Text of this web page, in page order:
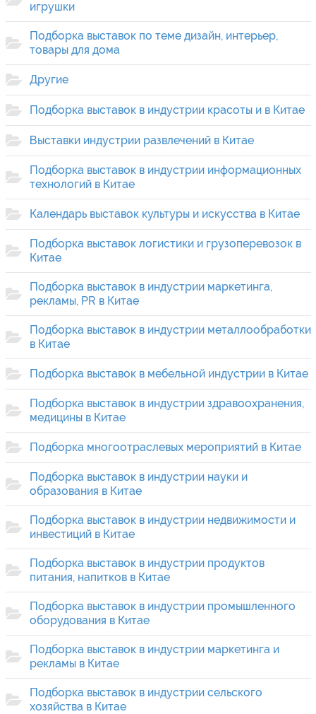
игрушки
Подборка выставок по теме дизайн, интерьер,
товары для дома
Другие
Подборка выставок в индустрии красоты и в Китае
Выставки индустрии развлечений в Китае
Подборка выставок в индустрии информационных
технологий в Китае
Календарь выставок культуры и искусства в Китае
Подборка выставок логистики и грузоперевозок в
Китае
Подборка выставок в индустрии маркетинга,
рекламы, PR в Китае
Подборка выставок в индустрии металлообработки
в Китае
Подборка выставок в мебельной индустрии в Китае
Подборка выставок в индустрии здравоохранения,
медицины в Китае
Подборка многоотраслевых мероприятий в Китае
Подборка выставок в индустрии науки и
образования в Китае
Подборка выставок в индустрии недвижимости и
инвестиций в Китае
Подборка выставок в индустрии продуктов
питания, напитков в Китае
Подборка выставок в индустрии промышленного
оборудования в Китае
Подборка выставок в индустрии маркетинга и
рекламы в Китае
Подборка выставок в индустрии сельского
хозяйства в Китае